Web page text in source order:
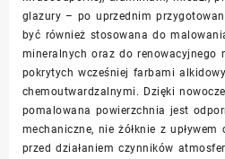
glazury – po uprzednim
być również stosowana do
mineralnych oraz do renowacyjnego
pokrytych wcześniej farbami
chemoutwardzalnymi. Dzięki
pomalowana powierzchnia jest
mechaniczne, nie żółknie z upływem
przed działaniem czynników